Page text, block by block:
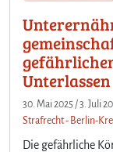
Unterlassen
30. Mai 2025 /3. Juli
Strafrecht - Berlin-
Die gefährliche